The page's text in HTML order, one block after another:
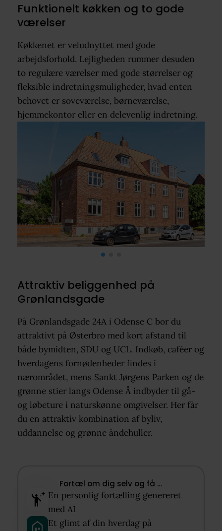
Funktionelt køkken og to gode
værelser
Køkkenet er veludnyttet med gode
arbejdsforhold. Lejligheden rummer desuden
to regulære værelser med gode størrelser og
fleksible indretningsmuligheder, hvad enten
behovet er soveværelse, børneværelse,
hjemmekontor eller en delevenlig indretning.
Attraktiv beliggenhed på
Grønlandsgade
På Grønlandsgade 24A i Odense C bor du
attraktivt på Østerbro med kort afstand til
både bymidten, SDU og UCL. Indkøb, caféer og
hverdagens fornødenheder findes i
nærområdet, mens Sankt Jørgens Parken og de
grønne stier langs Odense Å indbyder til gå-
og løbeture i naturskønne omgivelser. Her får
du en attraktiv kombination af byliv,
uddannelse og grønne åndehuller.
Fortæl om dig selv og få …​
En personlig fortælling genereret
med AI​
Et glimt af din hverdag på